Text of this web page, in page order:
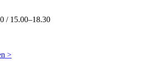
/ 15.00–18.30
>